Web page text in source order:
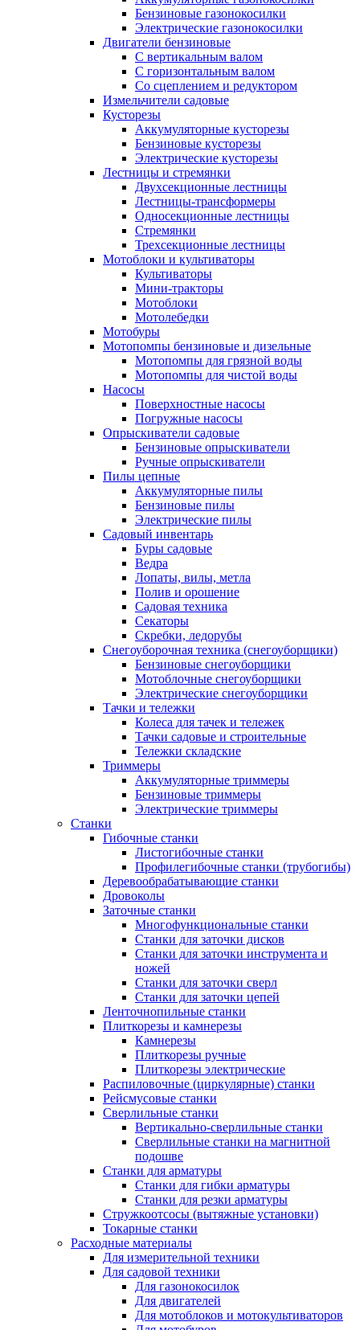
Бензиновые газонокосилки
Электрические газонокосилки
Двигатели бензиновые
С вертикальным валом
С горизонтальным валом
Со сцеплением и редуктором
Измельчители садовые
Кусторезы
Аккумуляторные кусторезы
Бензиновые кусторезы
Электрические кусторезы
Лестницы и стремянки
Двухсекционные лестницы
Лестницы-трансформеры
Односекционные лестницы
Стремянки
Трехсекционные лестницы
Мотоблоки и культиваторы
Культиваторы
Мини-тракторы
Мотоблоки
Мотолебедки
Мотобуры
Мотопомпы бензиновые и дизельные
Мотопомпы для грязной воды
Мотопомпы для чистой воды
Насосы
Поверхностные насосы
Погружные насосы
Опрыскиватели садовые
Бензиновые опрыскиватели
Ручные опрыскиватели
Пилы цепные
Аккумуляторные пилы
Бензиновые пилы
Электрические пилы
Садовый инвентарь
Буры садовые
Ведра
Лопаты, вилы, метла
Полив и орошение
Садовая техника
Секаторы
Скребки, ледорубы
Снегоуборочная техника (снегоуборщики)
Бензиновые снегоуборщики
Мотоблочные снегоуборщики
Электрические снегоуборщики
Тачки и тележки
Колеса для тачек и тележек
Тачки садовые и строительные
Тележки складские
Триммеры
Аккумуляторные триммеры
Бензиновые триммеры
Электрические триммеры
Станки
Гибочные станки
Листогибочные станки
Профилегибочные станки (трубогибы)
Деревообрабатывающие станки
Дровоколы
Заточные станки
Многофункциональные станки
Станки для заточки дисков
Станки для заточки инструмента и
ножей
Станки для заточки сверл
Станки для заточки цепей
Ленточнопильные станки
Плиткорезы и камнерезы
Камнерезы
Плиткорезы ручные
Плиткорезы электрические
Распиловочные (циркулярные) станки
Рейсмусовые станки
Сверлильные станки
Вертикально-сверлильные станки
Сверлильные станки на магнитной
подошве
Станки для арматуры
Станки для гибки арматуры
Станки для резки арматуры
Стружкоотсосы (вытяжные установки)
Токарные станки
Расходные материалы
Для измерительной техники
Для садовой техники
Для газонокосилок
Для двигателей
Для мотоблоков и мотокультиваторов